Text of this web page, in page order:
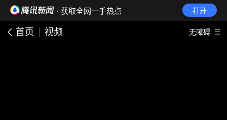
· 获取全网一手热点 打开
首页 视频 无障碍